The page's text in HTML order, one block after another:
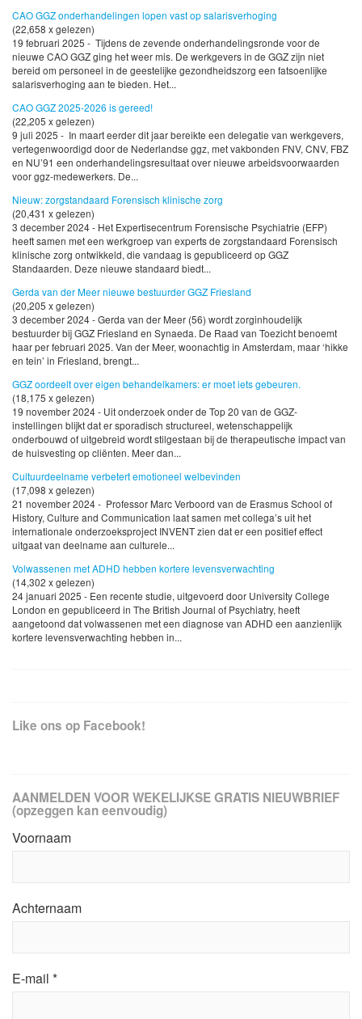
CAO GGZ onderhandelingen lopen vast op salarisverhoging
(22,658 x gelezen)
19 februari 2025 - Tijdens de zevende onderhandelingsronde voor de
nieuwe CAO GGZ ging het weer mis. De werkgevers in de GGZ zijn niet
bereid om personeel in de geestelijke gezondheidszorg een fatsoenlijke
salarisverhoging aan te bieden. Het...
CAO GGZ 2025-2026 is gereed!
(22,205 x gelezen)
9 juli 2025 - In maart eerder dit jaar bereikte een delegatie van werkgevers,
vertegenwoordigd door de Nederlandse ggz, met vakbonden FNV, CNV, FBZ
en NU’91 een onderhandelingsresultaat over nieuwe arbeidsvoorwaarden
voor ggz-medewerkers. De...
Nieuw: zorgstandaard Forensisch klinische zorg
(20,431 x gelezen)
3 december 2024 - Het Expertisecentrum Forensische Psychiatrie (EFP)
heeft samen met een werkgroep van experts de zorgstandaard Forensisch
klinische zorg ontwikkeld, die vandaag is gepubliceerd op GGZ
Standaarden. Deze nieuwe standaard biedt...
Gerda van der Meer nieuwe bestuurder GGZ Friesland
(20,205 x gelezen)
3 december 2024 - Gerda van der Meer (56) wordt zorginhoudelijk
bestuurder bij GGZ Friesland en Synaeda. De Raad van Toezicht benoemt
haar per februari 2025. Van der Meer, woonachtig in Amsterdam, maar ‘hikke
en tein’ in Friesland, brengt...
GGZ oordeelt over eigen behandelkamers: er moet iets gebeuren.
(18,175 x gelezen)
19 november 2024 - Uit onderzoek onder de Top 20 van de GGZ-
instellingen blijkt dat er sporadisch structureel, wetenschappelijk
onderbouwd of uitgebreid wordt stilgestaan bij de therapeutische impact van
de huisvesting op cliënten. Meer dan...
Cultuurdeelname verbetert emotioneel welbevinden
(17,098 x gelezen)
21 november 2024 - Professor Marc Verboord van de Erasmus School of
History, Culture and Communication laat samen met collega’s uit het
internationale onderzoeksproject INVENT zien dat er een positief effect
uitgaat van deelname aan culturele...
Volwassenen met ADHD hebben kortere levensverwachting
(14,302 x gelezen)
24 januari 2025 - Een recente studie, uitgevoerd door University College
London en gepubliceerd in The British Journal of Psychiatry, heeft
aangetoond dat volwassenen met een diagnose van ADHD een aanzienlijk
kortere levensverwachting hebben in...
Like ons op Facebook!
AANMELDEN VOOR WEKELIJKSE GRATIS NIEUWBRIEF
(opzeggen kan eenvoudig)
Voornaam
Achternaam
E-mail *